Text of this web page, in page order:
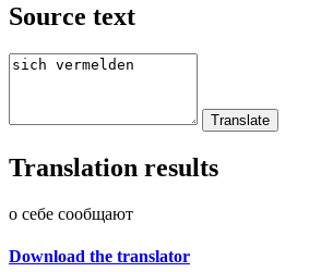
Source text
Translation results
о себе сообщают
Download the translator